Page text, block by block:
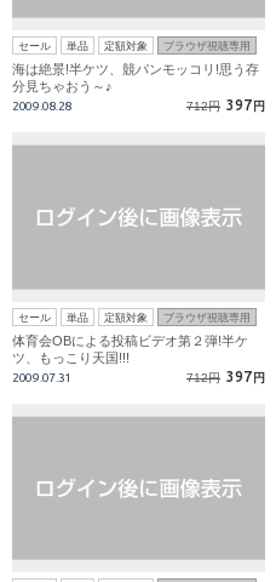
セール 単品 定額対象 ブラウザ視聴専用
海は絶景!半ケツ、競パンモッコリ!思う存
分見ちゃおう～♪
2009.08.28 712円 397 円
セール 単品 定額対象 ブラウザ視聴専用
体育会OBによる投稿ビデオ第２弾!半ケ
ツ、もっこり天国!!!
2009.07.31 712円 397 円